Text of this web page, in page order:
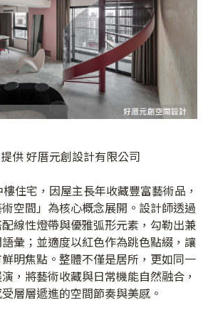
供 好厝元創設計有限公司
住宅，因屋主長年收藏豐富藝術品，
空間」為核心概念展開。設計師透過
線性燈帶與優雅弧形元素，勾勒出兼
彙；並適度以紅色作為跳色點綴，讓
明焦點。整體不僅是居所，更如同一
，將藝術收藏與日常機能自然融合，
層層遞進的空間節奏與美感。